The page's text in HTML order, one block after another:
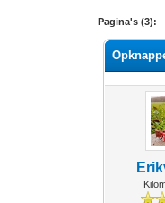
Pagina's (3):
0
1
2
3
4
5